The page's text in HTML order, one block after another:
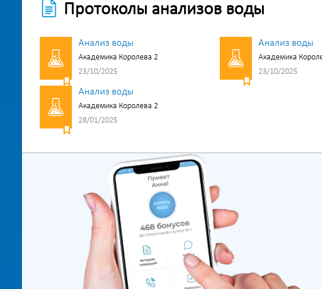
Протоколы анализов воды
Анализ воды
Академика Королева 2
23/10/2025
Анализ воды
Академика
23/10/2025
Анализ воды
Академика Королева 2
28/01/2025